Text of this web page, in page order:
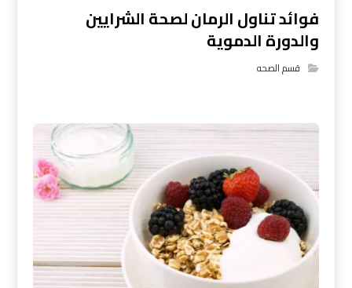
فوائد تناول الرمان لصحة الشرايين
والدورة الدموية
قسم الصحه